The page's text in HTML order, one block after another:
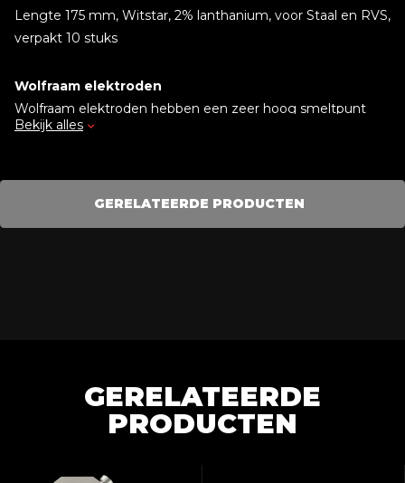
Lengte 175 mm, Witstar, 2% lanthanium, voor Staal en RVS,
verpakt 10 stuks
Wolfraam elektroden
Wolfraam elektroden hebben een zeer hoog smeltpunt
van 3410°Celsius. Hierdoor zijn wolfraam elektroden bij
metaalverwerkende processen een elektronische boog te
doen ontsteken en te onderhouden.
Bekijk alles
GERELATEERDE PRODUCTEN
GERELATEERDE
PRODUCTEN